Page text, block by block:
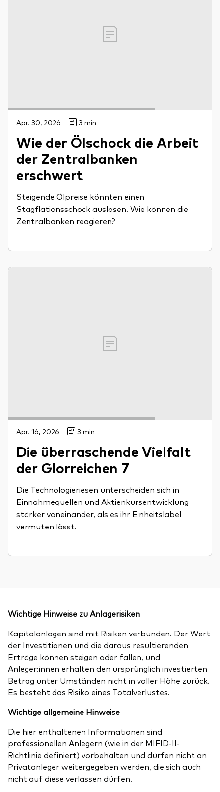
Apr. 30, 2026 3 min
Wie der Ölschock die Arbeit
der Zentralbanken
erschwert
Steigende Ölpreise könnten einen
Stagflationsschock auslösen. Wie können die
Zentralbanken reagieren?
Apr. 16, 2026 3 min
Die überraschende Vielfalt
der Glorreichen 7
Die Technologieriesen unterscheiden sich in
Einnahmequellen und Aktienkursentwicklung
stärker voneinander, als es ihr Einheitslabel
vermuten lässt.
Wichtige Hinweise zu Anlagerisiken
Kapitalanlagen sind mit Risiken verbunden. Der Wert
der Investitionen und die daraus resultierenden
Erträge können steigen oder fallen, und
Anleger:innen erhalten den ursprünglich investierten
Betrag unter Umständen nicht in voller Höhe zurück.
Es besteht das Risiko eines Totalverlustes.
Wichtige allgemeine Hinweise
Die hier enthaltenen Informationen sind
professionellen Anlegern (wie in der MIFID-II-
Richtlinie definiert) vorbehalten und dürfen nicht an
Privatanleger weitergegeben werden, die sich auch
nicht auf diese verlassen dürfen.